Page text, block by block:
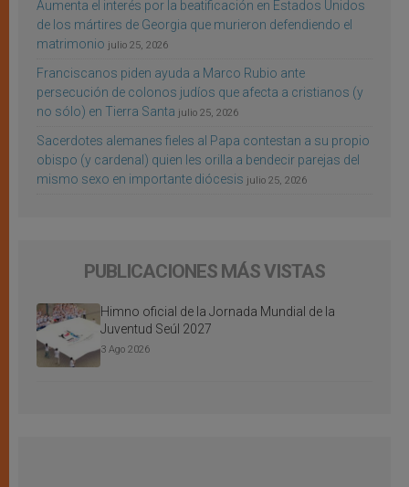
Aumenta el interés por la beatificación en Estados Unidos
de los mártires de Georgia que murieron defendiendo el
matrimonio julio 25, 2026
Franciscanos piden ayuda a Marco Rubio ante
persecución de colonos judíos que afecta a cristianos (y
no sólo) en Tierra Santa julio 25, 2026
Sacerdotes alemanes fieles al Papa contestan a su propio
obispo (y cardenal) quien les orilla a bendecir parejas del
mismo sexo en importante diócesis julio 25, 2026
PUBLICACIONES MÁS VISTAS
Himno oficial de la Jornada Mundial de la
Juventud Seúl 2027
3 Ago 2026